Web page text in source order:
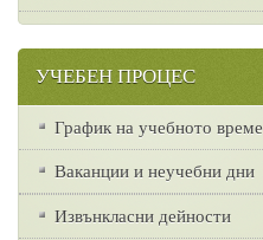
УЧЕБЕН ПРОЦЕС
График на учебното време
Ваканции и неучебни дни
Извънкласни дейности